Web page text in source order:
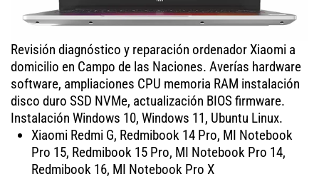
Revisión diagnóstico y reparación ordenador Xiaomi a
domicilio en Campo de las Naciones. Averías hardware
software, ampliaciones CPU memoria RAM instalación
disco duro SSD NVMe, actualización BIOS firmware.
Instalación Windows 10, Windows 11, Ubuntu Linux.
Xiaomi Redmi G, Redmibook 14 Pro, MI Notebook
Pro 15, Redmibook 15 Pro, MI Notebook Pro 14,
Redmibook 16, MI Notebook Pro X